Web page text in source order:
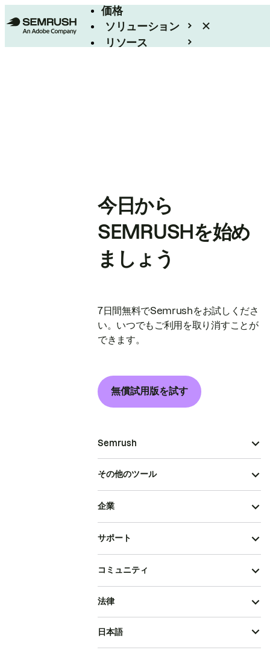
価格
ソリューション
リソース
今日から
SEMRUSHを始め
ましょう
7日間無料でSemrushをお試しくださ
い。いつでもご利用を取り消すことが
できます。
無償試用版を試す
Semrush
その他のツール
企業
サポート
コミュニティ
法律
日本語